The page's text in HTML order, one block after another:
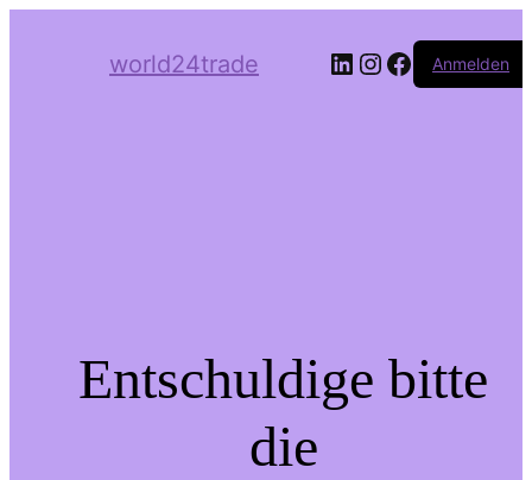
world24trade LinkedIn
Instagram
Facebook
Anmelden
Entschuldige bitte
die